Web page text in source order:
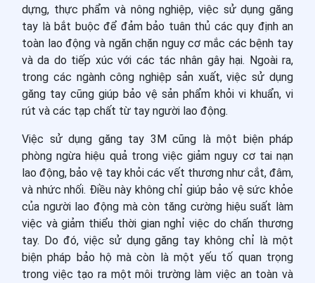
dựng, thực phẩm và nông nghiệp, việc sử dụng găng
tay là bắt buộc để đảm bảo tuân thủ các quy định an
toàn lao động và ngăn chặn nguy cơ mắc các bệnh tay
và da do tiếp xúc với các tác nhân gây hại. Ngoài ra,
trong các ngành công nghiệp sản xuất, việc sử dụng
găng tay cũng giúp bảo vệ sản phẩm khỏi vi khuẩn, vi
rút và các tạp chất từ tay người lao động.
Việc sử dụng găng tay 3M cũng là một biện pháp
phòng ngừa hiệu quả trong việc giảm nguy cơ tai nạn
lao động, bảo vệ tay khỏi các vết thương như cắt, đâm,
và nhức nhối. Điều này không chỉ giúp bảo vệ sức khỏe
của người lao động mà còn tăng cường hiệu suất làm
việc và giảm thiểu thời gian nghỉ việc do chấn thương
tay. Do đó, việc sử dụng găng tay không chỉ là một
biện pháp bảo hộ mà còn là một yếu tố quan trọng
trong việc tạo ra một môi trường làm việc an toàn và